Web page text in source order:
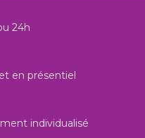
24h
en présentiel
individualisé